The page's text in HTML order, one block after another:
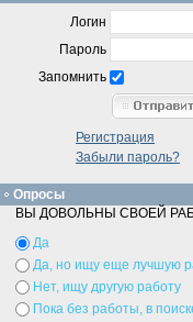
Логин
Пароль
Запомнить
Регистрация
Забыли пароль?
Опросы
ВЫ ДОВОЛЬНЫ СВОЕЙ
Да
Да, но ищу еще лучшую
Нет, ищу другую работу
Пока без работы, в